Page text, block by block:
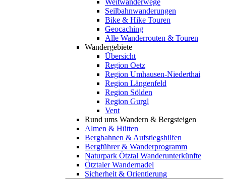
Weitwanderwege
Seilbahnwanderungen
Bike & Hike Touren
Geocaching
Alle Wanderrouten & Touren
Wandergebiete
Übersicht
Region Oetz
Region Umhausen-Niederthai
Region Längenfeld
Region Sölden
Region Gurgl
Vent
Rund ums Wandern & Bergsteigen
Almen & Hütten
Bergbahnen & Aufstiegshilfen
Bergführer & Wanderprogramm
Naturpark Ötztal Wanderunterkünfte
Ötztaler Wandernadel
Sicherheit & Orientierung